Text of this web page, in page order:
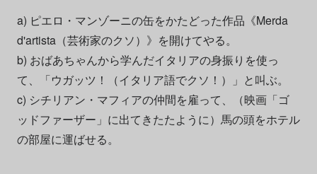
a) ピエロ・マンゾーニの缶をかたどった作品《Merda
d'artista（芸術家のクソ）》を開けてやる。
b) おばあちゃんから学んだイタリアの身振りを使っ
て、「ウガッツ！（イタリア語でクソ！）」と叫ぶ。
c) シチリアン・マフィアの仲間を雇って、（映画「ゴ
ッドファーザー」に出てきたたように）馬の頭をホテル
の部屋に運ばせる。